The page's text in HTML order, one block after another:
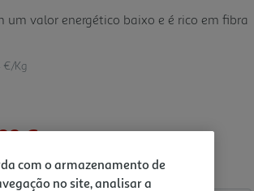
para
um valor energético baixo e é rico em fibra
€/Kg
€
de preparação
com o armazenamento de
no site, analisar a